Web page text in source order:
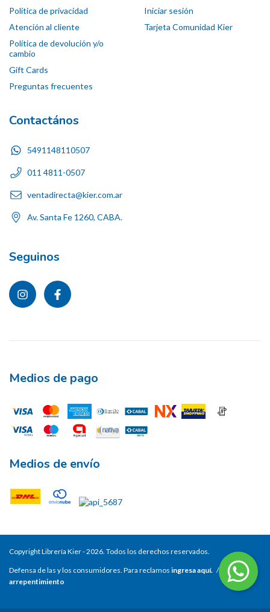
Política de privacidad
Atención al cliente
Política de devolución y/o
cambio
Gift Cards
Preguntas frecuentes
Iniciar sesión
Tarjeta Comunidad Kier
Contactános
5491148110507
011 4811-0507
ventadirecta@kier.com.ar
Av. Santa Fe 1260, CABA.
Seguinos
Medios de pago
Medios de envío
Copyright Librería Kier - 2026. Todos los derechos reservados.
Defensa de las y los consumidores. Para reclamos ingresa aquí. /
Botón de
arrepentimiento